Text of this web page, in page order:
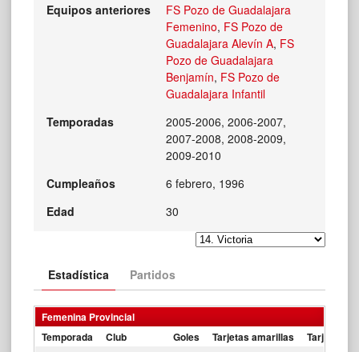
Equipos anteriores
FS Pozo de Guadalajara
Femenino, FS Pozo de
Guadalajara Alevín A, FS
Pozo de Guadalajara
Benjamín, FS Pozo de
Guadalajara Infantil
Temporadas
2005-2006, 2006-2007,
2007-2008, 2008-2009,
2009-2010
Cumpleaños
6 febrero, 1996
Edad
30
Estadística Partidos
Femenina Provincial
Temporada
Club Goles Tarjetas amarillas Tarjetas